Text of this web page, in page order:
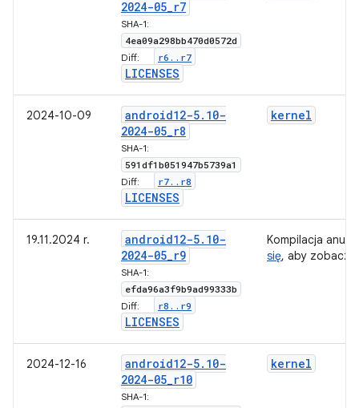
2024-05_r7
SHA-1:
4ea09a298bb470d0572d
Diff: r6 . . r7
LICENSES
2024-10-09 android12-5. 10-
2024-05_r8
SHA-1:
591df1b051947b5739a1
Diff: r7. . r8
LICENSES
kernel
19.11.2024 r. android12-5. 10-
2024-05_r9
SHA-1:
efda96a3f9b9ad99333b
Diff: r8 . . r9
LICENSES
Kompilacja
się, aby
2024-12-16 android12-5. 10-
2024-05_r10
SHA-1:
kernel